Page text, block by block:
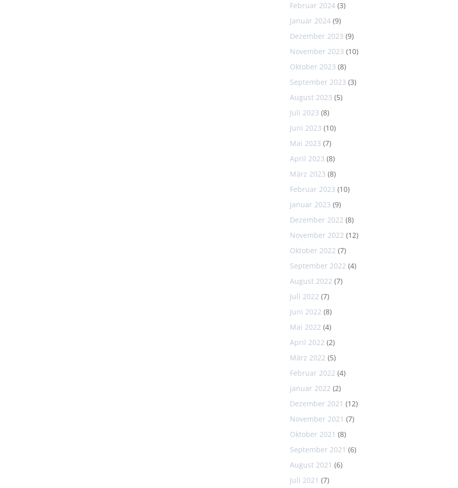
Februar 2024 (3)
Januar 2024 (9)
Dezember 2023 (9)
November 2023 (10)
Oktober 2023 (8)
September 2023 (3)
August 2023 (5)
Juli 2023 (8)
Juni 2023 (10)
Mai 2023 (7)
April 2023 (8)
März 2023 (8)
Februar 2023 (10)
Januar 2023 (9)
Dezember 2022 (8)
November 2022 (12)
Oktober 2022 (7)
September 2022 (4)
August 2022 (7)
Juli 2022 (7)
Juni 2022 (8)
Mai 2022 (4)
April 2022 (2)
März 2022 (5)
Februar 2022 (4)
Januar 2022 (2)
Dezember 2021 (12)
November 2021 (7)
Oktober 2021 (8)
September 2021 (6)
August 2021 (6)
Juli 2021 (7)